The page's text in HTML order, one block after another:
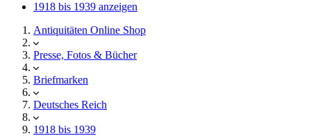
1918 bis 1939 anzeigen
Antiquitäten Online Shop
Presse, Fotos & Bücher
Briefmarken
Deutsches Reich
1918 bis 1939